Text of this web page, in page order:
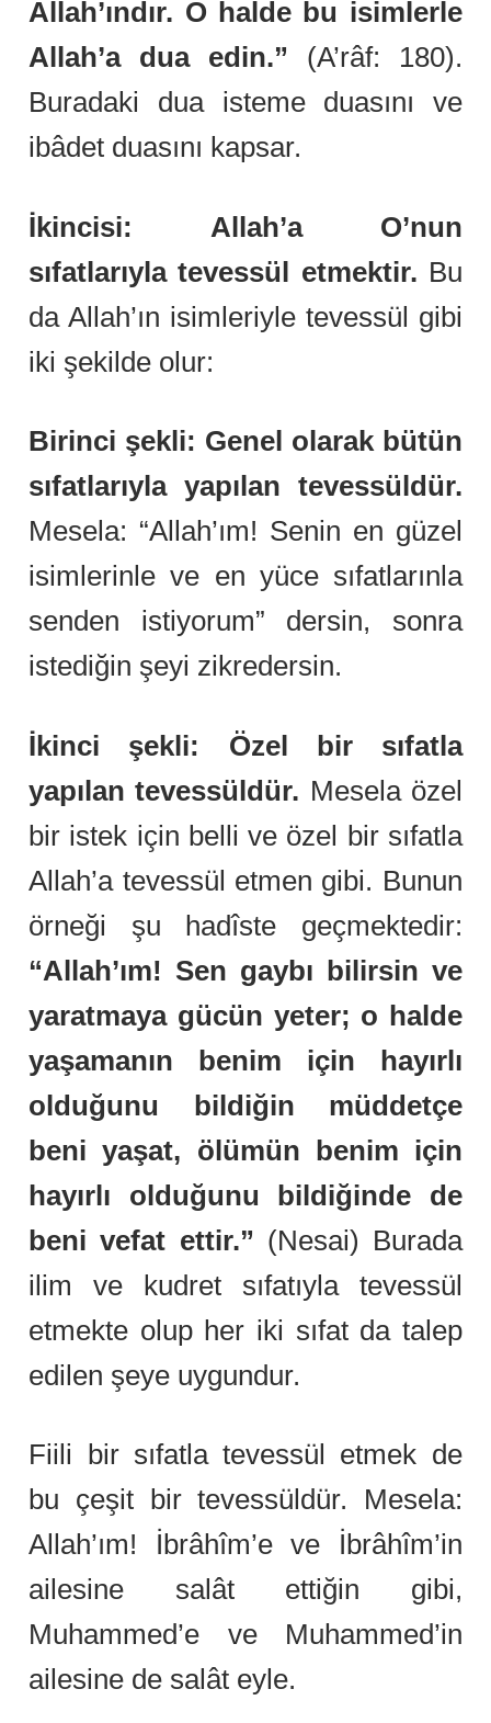
Allah’ındır. O halde bu isimlerle
Allah’a dua edin.” (A’râf: 180).
Buradaki dua isteme duasını ve
ibâdet duasını kapsar.
İkincisi: Allah’a O’nun
sıfatlarıyla tevessül etmektir. Bu
da Allah’ın isimleriyle tevessül gibi
iki şekilde olur:
Birinci şekli: Genel olarak bütün
sıfatlarıyla yapılan tevessüldür.
Mesela: “Allah’ım! Senin en güzel
isimlerinle ve en yüce sıfatlarınla
senden istiyorum” dersin, sonra
istediğin şeyi zikredersin.
İkinci şekli: Özel bir sıfatla
yapılan tevessüldür. Mesela özel
bir istek için belli ve özel bir sıfatla
Allah’a tevessül etmen gibi. Bunun
örneği şu hadîste geçmektedir:
“Allah’ım! Sen gaybı bilirsin ve
yaratmaya gücün yeter; o halde
yaşamanın benim için hayırlı
olduğunu bildiğin müddetçe
beni yaşat, ölümün benim için
hayırlı olduğunu bildiğinde de
beni vefat ettir.” (Nesai) Burada
ilim ve kudret sıfatıyla tevessül
etmekte olup her iki sıfat da talep
edilen şeye uygundur.
Fiili bir sıfatla tevessül etmek de
bu çeşit bir tevessüldür. Mesela:
Allah’ım! İbrâhîm’e ve İbrâhîm’in
ailesine salât ettiğin gibi,
Muhammed’e ve Muhammed’in
ailesine de salât eyle.